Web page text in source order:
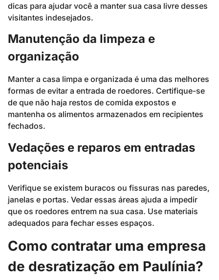
dicas para ajudar você a manter sua casa livre desses
visitantes indesejados.
Manutenção da limpeza e
organização
Manter a casa limpa e organizada é uma das melhores
formas de evitar a entrada de roedores. Certifique-se
de que não haja restos de comida expostos e
mantenha os alimentos armazenados em recipientes
fechados.
Vedações e reparos em entradas
potenciais
Verifique se existem buracos ou fissuras nas paredes,
janelas e portas. Vedar essas áreas ajuda a impedir
que os roedores entrem na sua casa. Use materiais
adequados para fechar esses espaços.
Como contratar uma empresa
de desratização em Paulínia?